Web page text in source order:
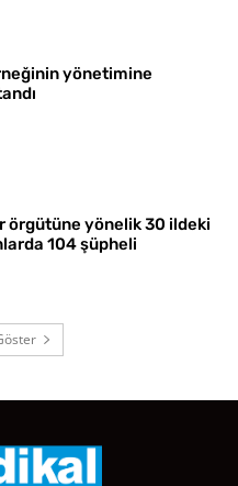
yönetimine
örgütüne yönelik 30 ildeki
104 şüpheli